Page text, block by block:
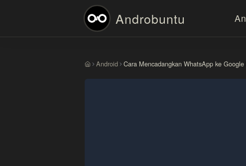
Androbuntu
BerandaAndroid Cara Mencadangkan WhatsApp ke Google